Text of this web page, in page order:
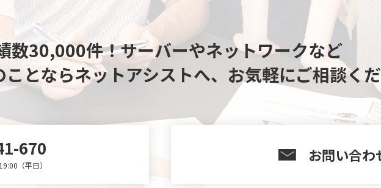
数30,000件！サーバーやネットワークなど
とならネットアシストへ、 お気軽にご相談く
670
（平日）
お問い合わ